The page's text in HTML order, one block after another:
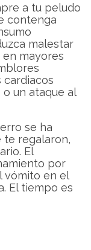
a tu peludo
contenga
malestar
mayores
cardiacos
un ataque al
se ha
te regalaron,
El
por
vómito en el
El tiempo es